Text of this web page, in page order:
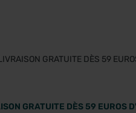
GRATUITE DÈS 59 EUROS